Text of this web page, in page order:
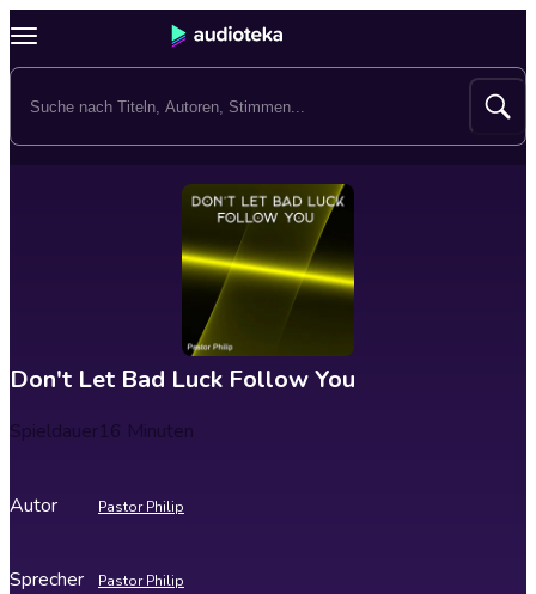
Don't Let Bad Luck Follow You
Spieldauer16 Minuten
Autor Pastor Philip
Sprecher Pastor Philip